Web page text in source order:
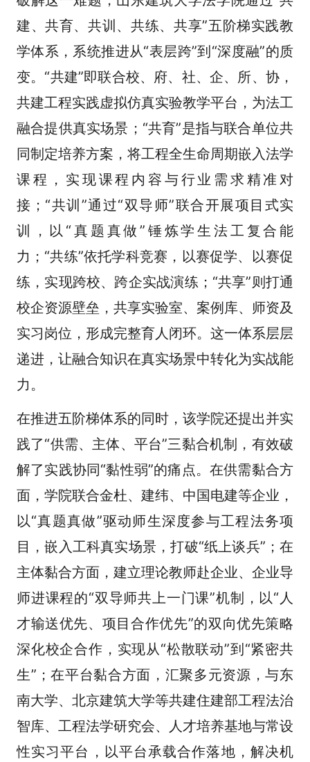
建、共育、共训、共练、共享”五阶梯实践教
学体系，系统推进从“表层跨”到“深度融”的质
变。“共建”即联合校、府、社、企、所、协，
共建工程实践虚拟仿真实验教学平台，为法工
融合提供真实场景；“共育”是指与联合单位共
同制定培养方案，将工程全生命周期嵌入法学
课程，实现课程内容与行业需求精准对
接；“共训”通过“双导师”联合开展项目式实
训，以“真题真做”锤炼学生法工复合能
力；“共练”依托学科竞赛，以赛促学、以赛促
练，实现跨校、跨企实战演练；“共享”则打通
校企资源壁垒，共享实验室、案例库、师资及
实习岗位，形成完整育人闭环。这一体系层层
递进，让融合知识在真实场景中转化为实战能
力。
在推进五阶梯体系的同时，该学院还提出并实
践了“供需、主体、平台”三黏合机制，有效破
解了实践协同“黏性弱”的痛点。在供需黏合方
面，学院联合金杜、建纬、中国电建等企业，
以“真题真做”驱动师生深度参与工程法务项
目，嵌入工科真实场景，打破“纸上谈兵”；在
主体黏合方面，建立理论教师赴企业、企业导
师进课程的“双导师共上一门课”机制，以“人
才输送优先、项目合作优先”的双向优先策略
深化校企合作，实现从“松散联动”到“紧密共
生”；在平台黏合方面，汇聚多元资源，与东
南大学、北京建筑大学等共建住建部工程法治
智库、工程法学研究会、人才培养基地与常设
性实习平台，以平台承载合作落地，解决机